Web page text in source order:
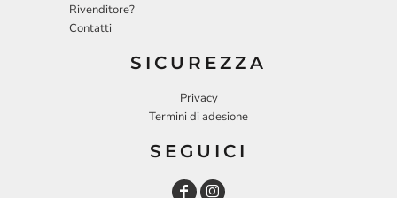
Rivenditore?
Contatti
SICUREZZA
Privacy
Termini di adesione
SEGUICI